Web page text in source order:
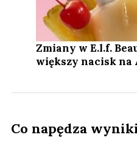
Zmiany w E.l.f.
większy nacisk na
Co napędza